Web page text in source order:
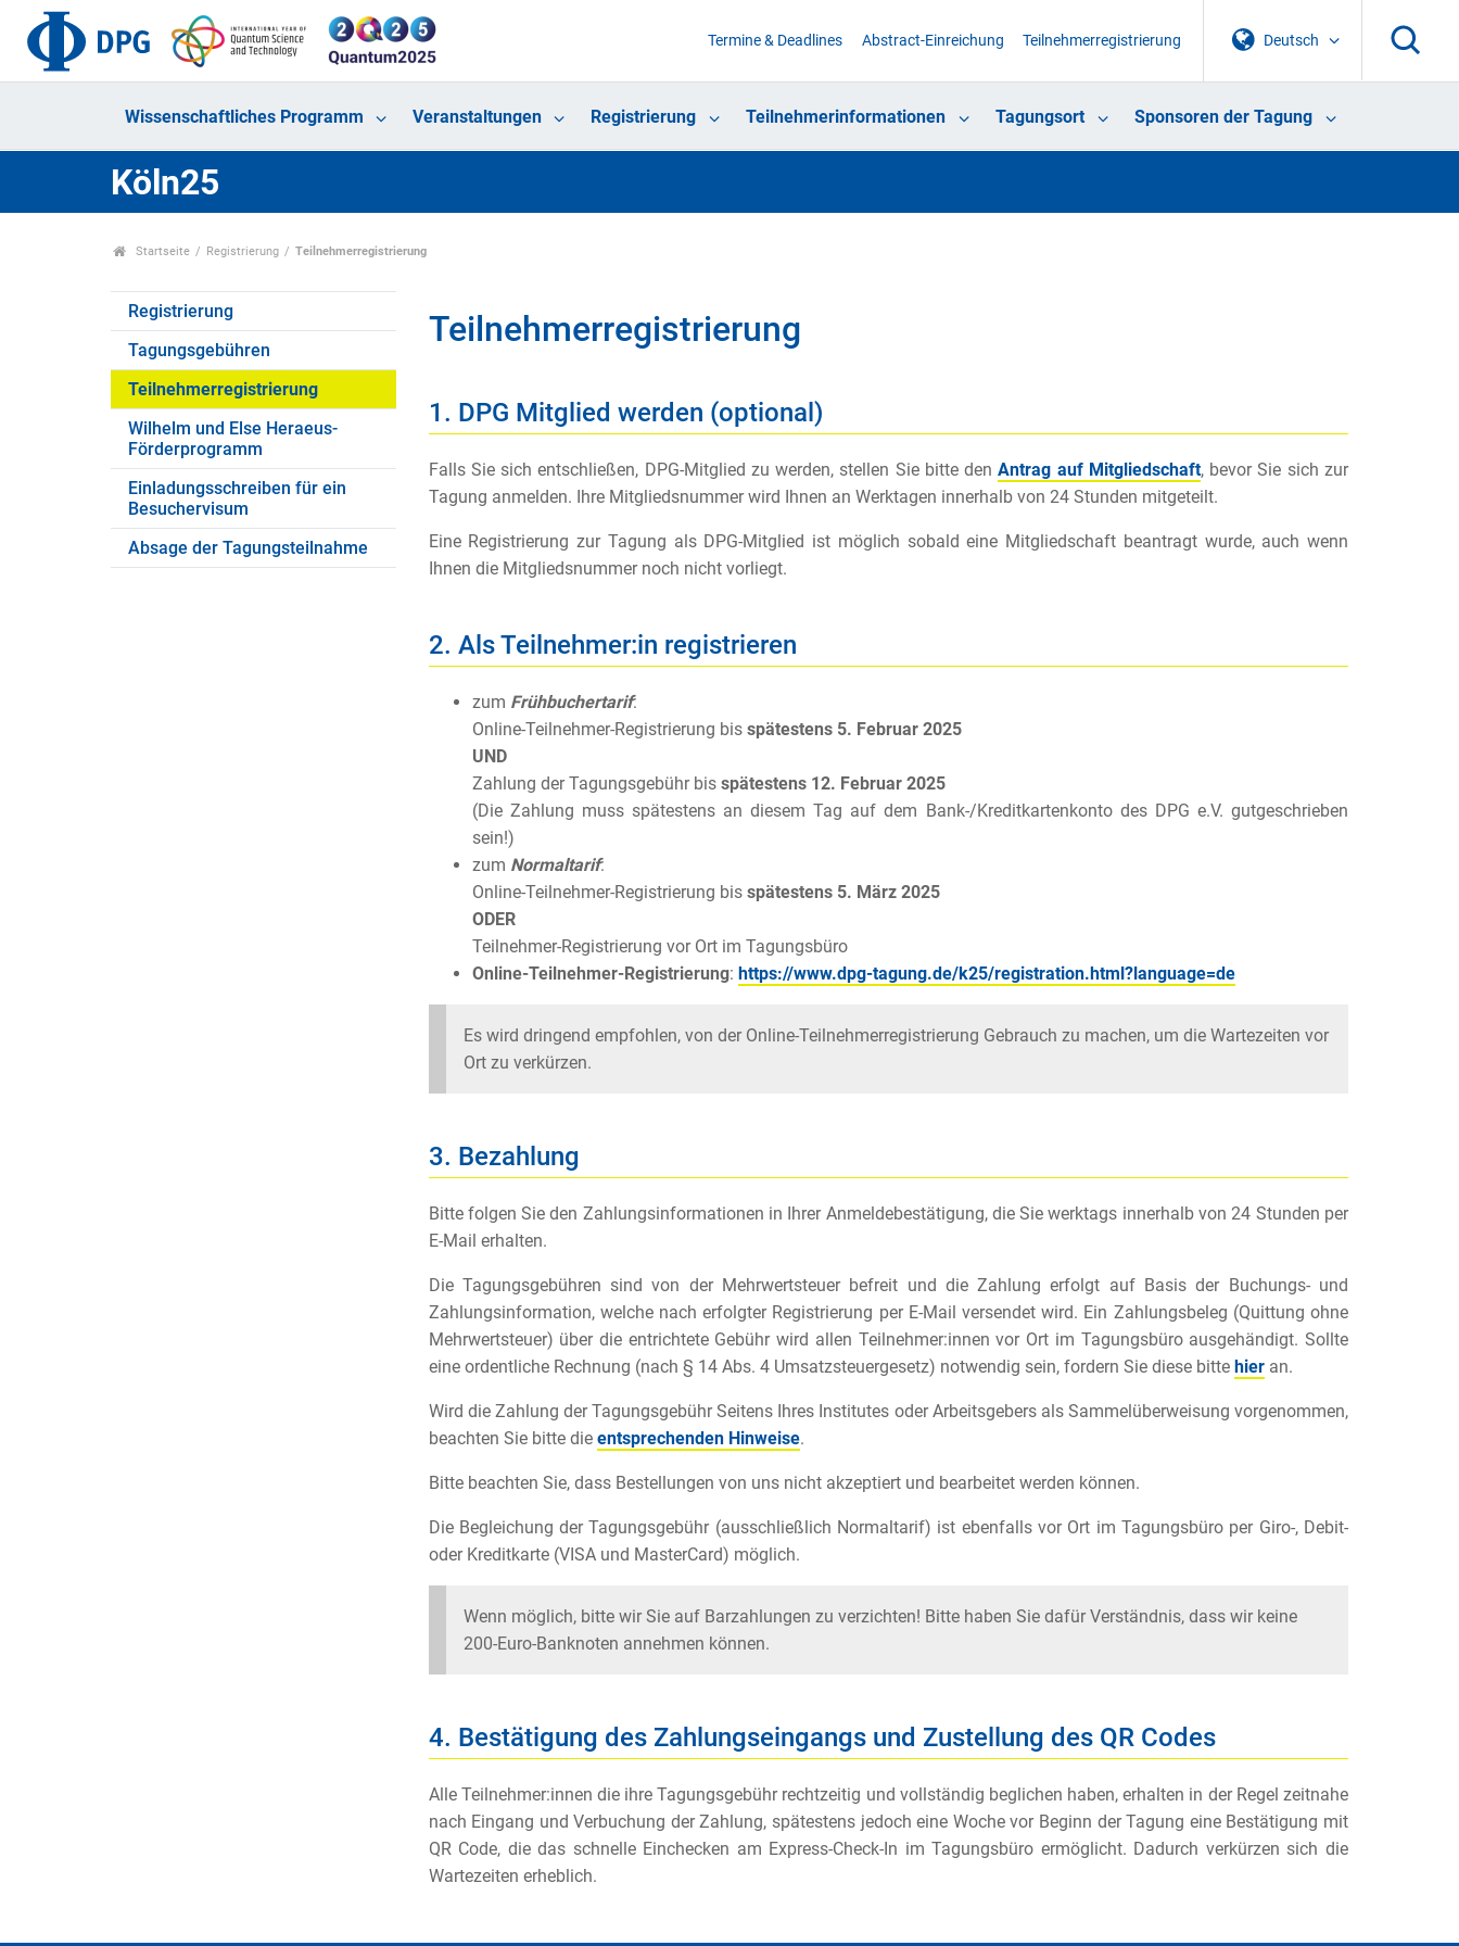
Deutsch
Termine & Deadlines Abstract-Einreichung Teilnehmerregistrierung
Wissenschaftliches Programm Veranstaltungen Registrierung Teilnehmerinformationen Tagungsort Sponsoren der Tagung
Köln25
Startseite Registrierung Teilnehmerregistrierung
Registrierung
Tagungsgebühren
Teilnehmerregistrierung
Wilhelm und Else Heraeus-
Förderprogramm
Einladungsschreiben für ein
Besuchervisum
Absage der Tagungsteilnahme
Teilnehmerregistrierung
1. DPG Mitglied werden (optional)
Falls Sie sich entschließen, DPG-Mitglied zu werden, stellen Sie bitte denAntrag auf Mitgliedschaft, bevor Sie sich zur
Tagung anmelden. Ihre Mitgliedsnummer wird Ihnen an Werktagen innerhalb von 24 Stunden mitgeteilt.
Eine Registrierung zur Tagung als DPG-Mitglied ist möglich sobald eine Mitgliedschaft beantragt wurde, auch wenn
Ihnen die Mitgliedsnummer noch nicht vorliegt.
2. Als Teilnehmer:in registrieren
zum Frühbuchertarif:
Online-Teilnehmer-Registrierung bis spätestens 5. Februar 2025
UND
Zahlung der Tagungsgebühr bis spätestens 12. Februar 2025
(Die Zahlung muss spätestens an diesem Tag auf dem Bank-/Kreditkartenkonto des DPG e.V. gutgeschrieben
sein!)
zum Normaltarif:
Online-Teilnehmer-Registrierung bis spätestens 5. März 2025
ODER
Teilnehmer-Registrierung vor Ort im Tagungsbüro
Online-Teilnehmer-Registrierung: https://www.dpg-tagung.de/k25/registration.html?language=de
Es wird dringend empfohlen, von der Online-Teilnehmerregistrierung Gebrauch zu machen, um die Wartezeiten vor
Ort zu verkürzen.
3. Bezahlung
Bitte folgen Sie den Zahlungsinformationen in Ihrer Anmeldebestätigung, die Sie werktags innerhalb von 24 Stunden per
E-Mail erhalten.
Die Tagungsgebühren sind von der Mehrwertsteuer befreit und die Zahlung erfolgt auf Basis der Buchungs- und
Zahlungsinformation, welche nach erfolgter Registrierung per E-Mail versendet wird. Ein Zahlungsbeleg (Quittung ohne
Mehrwertsteuer) über die entrichtete Gebühr wird allen Teilnehmer:innen vor Ort im Tagungsbüro ausgehändigt. Sollte
eine ordentliche Rechnung (nach § 14 Abs. 4 Umsatzsteuergesetz) notwendig sein, fordern Sie diese bitte hieran.
Wird die Zahlung der Tagungsgebühr Seitens Ihres Institutes oder Arbeitsgebers als Sammelüberweisung vorgenommen,
beachten Sie bitte die entsprechenden Hinweise.
Bitte beachten Sie, dass Bestellungen von uns nicht akzeptiert und bearbeitet werden können.
Die Begleichung der Tagungsgebühr (ausschließlich Normaltarif) ist ebenfalls vor Ort im Tagungsbüro per Giro-, Debit-
oder Kreditkarte (VISA und MasterCard) möglich.
Wenn möglich, bitte wir Sie auf Barzahlungen zu verzichten! Bitte haben Sie dafür Verständnis, dass wir keine
200-Euro-Banknoten annehmen können.
4. Bestätigung des Zahlungseingangs und Zustellung des QR Codes
Alle Teilnehmer:innen die ihre Tagungsgebühr rechtzeitig und vollständig beglichen haben, erhalten in der Regel zeitnahe
nach Eingang und Verbuchung der Zahlung, spätestens jedoch eine Woche vor Beginn der Tagung eine Bestätigung mit
QR Code, die das schnelle Einchecken am Express-Check-In im Tagungsbüro ermöglicht. Dadurch verkürzen sich die
Wartezeiten erheblich.